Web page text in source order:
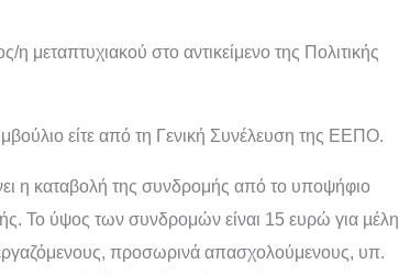
μεταπτυχιακού στο αντικείμενο της Πολιτικής
είτε από τη Γενική Συνέλευση της ΕΕΠΟ.
η καταβολή της συνδρομής από το υποψήφιο
Το ύψος των συνδρομών είναι 15 ευρώ για µέλη
προσωρινά απασχολούμενους, υπ.